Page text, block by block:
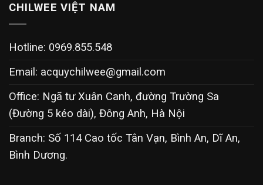
CHILWEE VIỆT NAM
Hotline: 0969.855.548
Email: acquychilwee@gmail.com
Office: Ngã tư Xuân Canh, đường Trường Sa
(Đường 5 kéo dài), Đông Anh, Hà Nội
Branch: Số 114 Cao tốc Tân Vạn, Bình An, Dĩ An,
Bình Dương.